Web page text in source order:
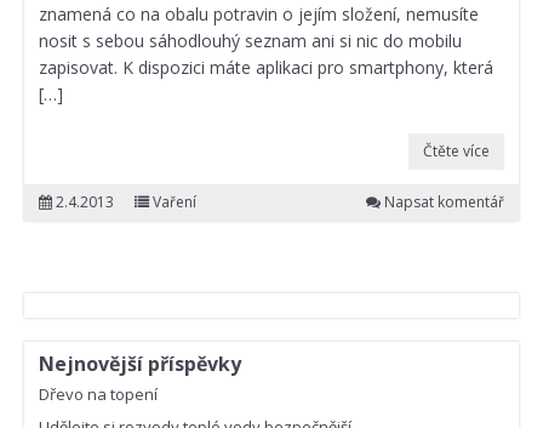
znamená co na obalu potravin o jejím složení, nemusíte
nosit s sebou sáhodlouhý seznam ani si nic do mobilu
zapisovat. K dispozici máte aplikaci pro smartphony, která
[…]
Čtěte více
2.4.2013 Vaření Napsat komentář
Nejnovější příspěvky
Dřevo na topení